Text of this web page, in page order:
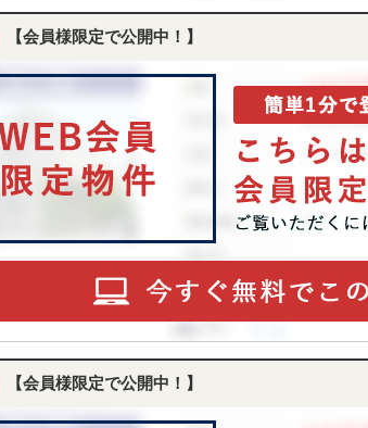
【会員様限定で公開中！】
【会員様限定で公開中！】